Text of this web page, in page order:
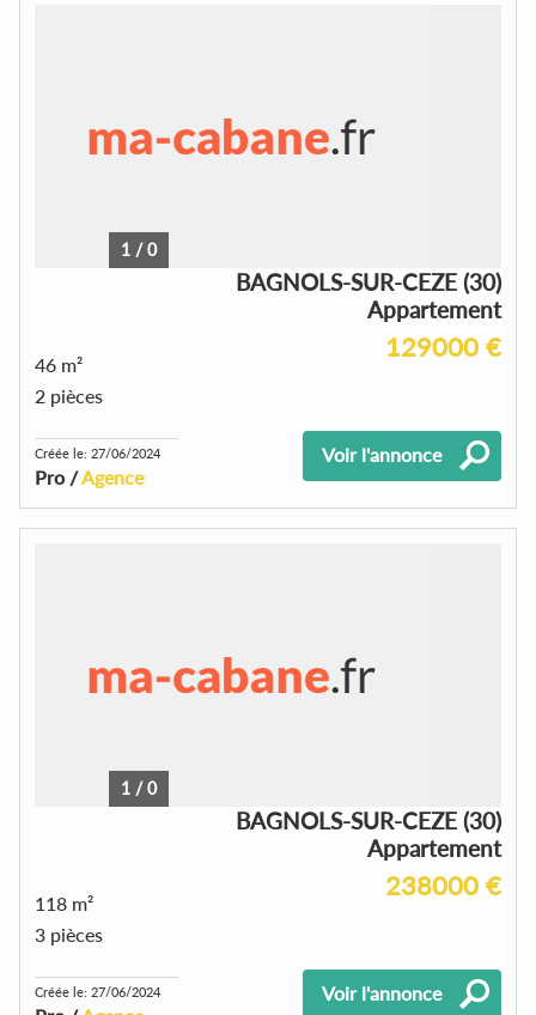
1 /0
BAGNOLS-SUR-CEZE (30)
Appartement
129000 €
46 m²
2 pièces
Créée le: 27/06/2024
Pro /Agence
Voir l'annonce
1 /0
BAGNOLS-SUR-CEZE (30)
Appartement
238000 €
118 m²
3 pièces
Créée le: 27/06/2024 Voir l'annonce